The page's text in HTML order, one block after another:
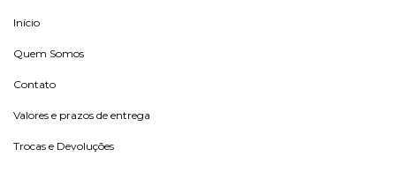
Início
Quem Somos
Contato
Valores e prazos de entrega
Trocas e Devoluções